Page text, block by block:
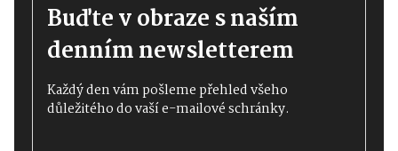
Buďte v obraze s naším
denním newsletterem
Každý den vám pošleme přehled všeho
důležitého do vaší e-mailové schránky.